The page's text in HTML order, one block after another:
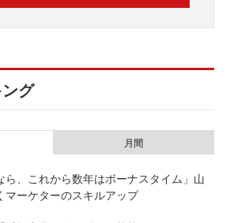
グ
月間
ら、これから数年はボーナスタイム」山
マーケターのスキルアップ